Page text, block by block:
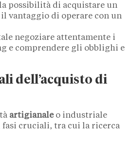
possibilità di acquistare un
vantaggio di operare con un
negoziare attentamente i
e comprendere gli obblighi e
dell’acquisto di
artigianaleo industriale
fasi cruciali, tra cui la ricerca